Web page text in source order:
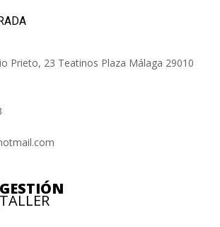
Prieto, 23 Teatinos Plaza Málaga 29010
GESTIÓN
TALLER